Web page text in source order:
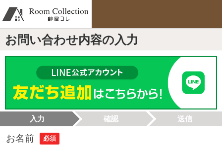
お問い合わせ内容の入力
入力 確認 送信
お名前 必須